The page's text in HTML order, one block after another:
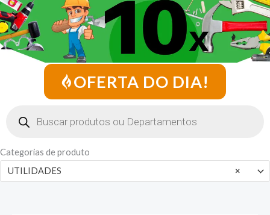
OFERTA DO DIA!
Categorias de produto
×
UTILIDADES